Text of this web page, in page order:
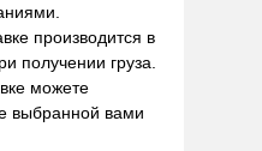
производится в
получении груза.
можете
выбранной вами